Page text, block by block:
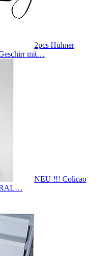
2pcs Hühner
mit…
NEU !!! Colicao